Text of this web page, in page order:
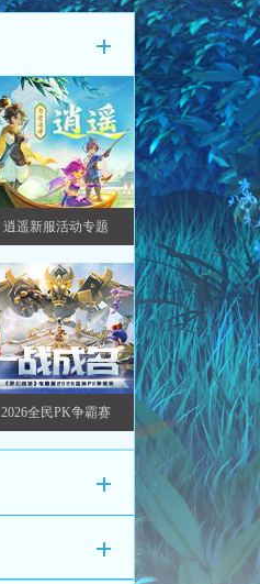
逍遥新服活动专题
2026全民PK争霸赛